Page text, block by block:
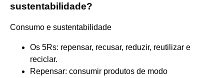
sustentabilidade?
Consumo e sustentabilidade
Os 5Rs: repensar, recusar, reduzir, reutilizar e
reciclar.
Repensar: consumir produtos de modo